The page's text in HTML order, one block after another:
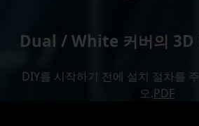
Dual / White 커버의 3D
DIY를 시작하기 전에 설치 절차를
오.PDF